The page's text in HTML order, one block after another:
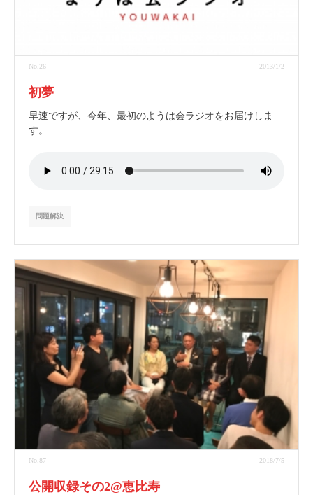
No.26 2013/1/2
初夢
早速ですが、今年、最初のようは会ラジオをお届けしま
す。
問題解決
No.87 2018/7/5
公開収録その2@恵比寿